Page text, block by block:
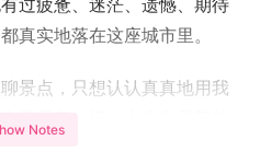
过疲惫、迷茫、遗憾、期待
真实地落在这座城市里。
景点，只想认认真真地用我
己重新认识一次非常局部的
Notes